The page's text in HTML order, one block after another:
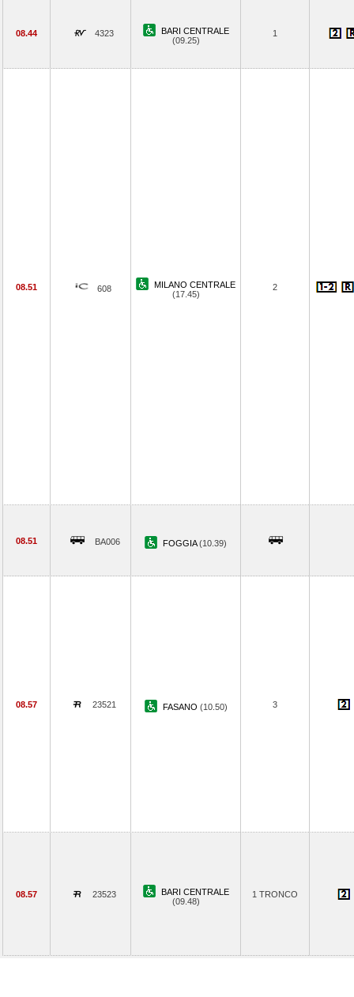
08.44 4323
BARI CENTRALE
(09.25)
1
08.51 608
MILANO CENTRALE
(17.45)
2
08.51 BA006 FOGGIA(10.39)
08.57 23521 FASANO (10.50) 3
08.57 23523
BARI CENTRALE
(09.48)
1 TRONCO